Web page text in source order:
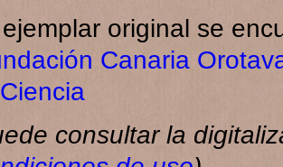
original se
Canaria
consultar la